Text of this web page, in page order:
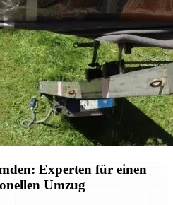
Experten für einen
Umzug